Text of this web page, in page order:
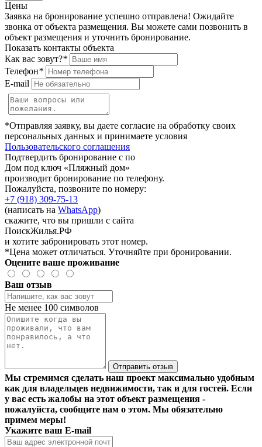
Цены
Заявка на бронирование успешно отправлена! Ожидайте
звонка от объекта размещения. Вы можете сами позвонить в
объект размещения и уточнить бронирование.
Показать контакты объекта
Как вас зовут?*
Телефон*
E-mail
*Отправляя заявку, вы даете согласие на обработку своих
персональных данных и принимаете условия
Пользовательского соглашения
Подтвердить бронирование с по
Дом под ключ «Пляжный дом»
производит бронирование по телефону.
Пожалуйста, позвоните по номеру:
+7 (918) 309-75-13
(написать на WhatsApp)
скажите, что вы пришли с сайта
ПоискЖилья.РФ
и хотите забронировать этот номер.
*Цена может отличаться. Уточняйте при бронировании.
Оцените ваше проживание
Ваш отзыв
Не менее 100 символов
Отправить отзыв
Мы стремимся сделать наш проект максимально удобным
как для владельцев недвижимости, так и для гостей. Если
у вас есть жалобы на этот объект размещения -
пожалуйста, сообщите нам о этом. Мы обязательно
примем меры!
Укажите ваш E-mail